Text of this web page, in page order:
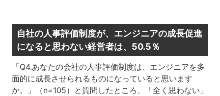
自社の人事評価制度が、エンジニアの成長促進
になると思わない経営者は、50.5％
「Q4.あなたの会社の人事評価制度は、エンジニアを多
面的に成長させられるものになっていると思います
か。」（n=105）と質問したところ、「全く思わない」